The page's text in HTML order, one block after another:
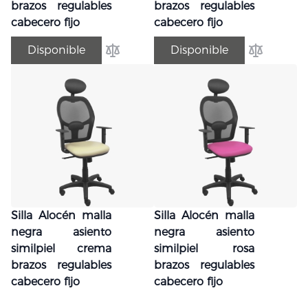
brazos regulables
cabecero fijo
Disponible
Añadir para comparar
brazos regulables
cabecero fijo
Disponible
Añadir
Silla Alocén malla
negra asiento
similpiel crema
brazos regulables
cabecero fijo
Silla Alocén malla
negra asiento
similpiel rosa
brazos regulables
cabecero fijo